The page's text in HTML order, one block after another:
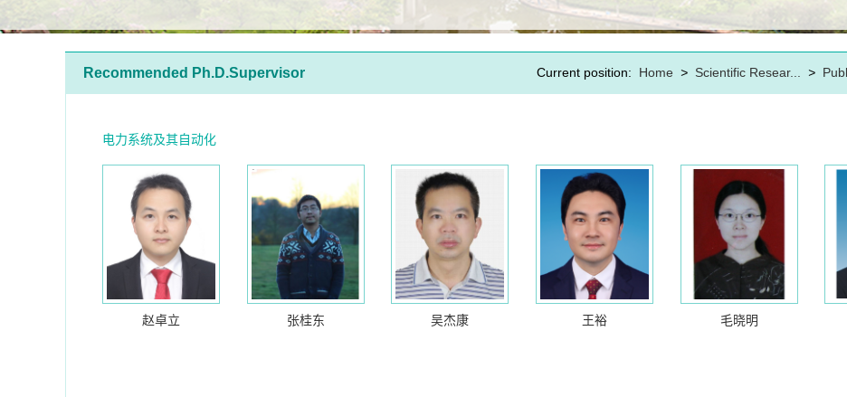
Recommended Ph.D.Supervisor Current position: Home > Scientific Resear... >
电力系统及其自动化
赵卓立 张桂东 吴杰康 王裕 毛晓明